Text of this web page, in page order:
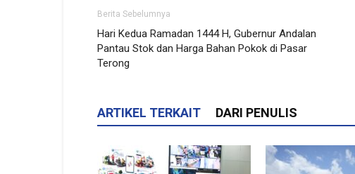
Berita Sebelumnya
Hari Kedua Ramadan 1444 H, Gubernur Andalan
Pantau Stok dan Harga Bahan Pokok di Pasar
Terong
ARTIKEL TERKAIT DARI PENULIS